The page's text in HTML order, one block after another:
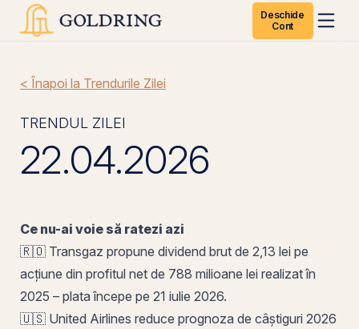
Deschide
Cont
< Înapoi la Trendurile Zilei
TRENDUL ZILEI
22.04.2026
Ce nu-ai voie să ratezi azi
🇷🇴 Transgaz propune dividend brut de 2,13 lei pe
acțiune din profitul net de 788 milioane lei realizat în
2025 – plata începe pe 21 iulie 2026.
🇺🇸 United Airlines reduce prognoza de câștiguri 2026